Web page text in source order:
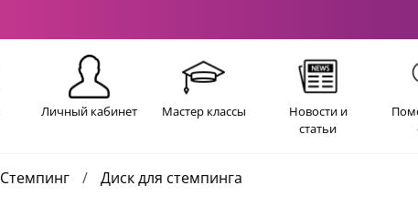
Личный кабинет Мастер классы
Новости и
статьи
Стемпинг Диск для стемпинга